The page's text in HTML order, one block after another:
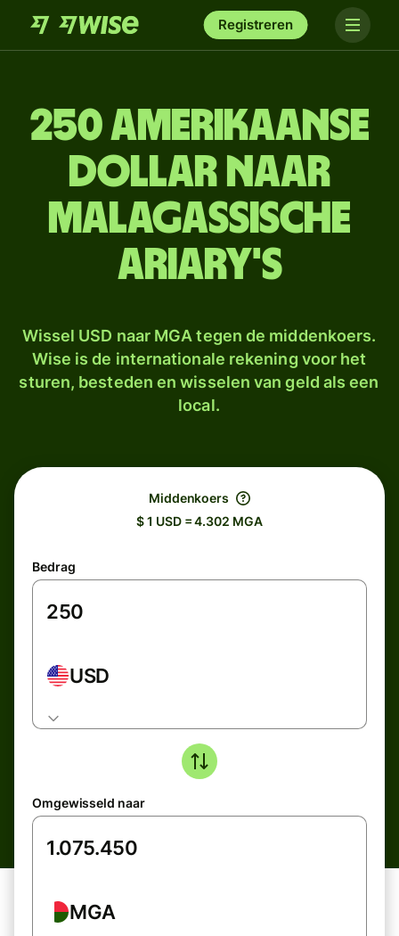
Registreren
250 Amerikaanse
dollar naar
Malagassische
ariary's
Wissel USD naar MGA tegen de middenkoers.
Wise is de internationale rekening voor het
sturen, besteden en wisselen van geld als een
local.
Middenkoers
$ 1 USD = 4.302 MGA
Bedrag
USD
Omgewisseld naar
MGA